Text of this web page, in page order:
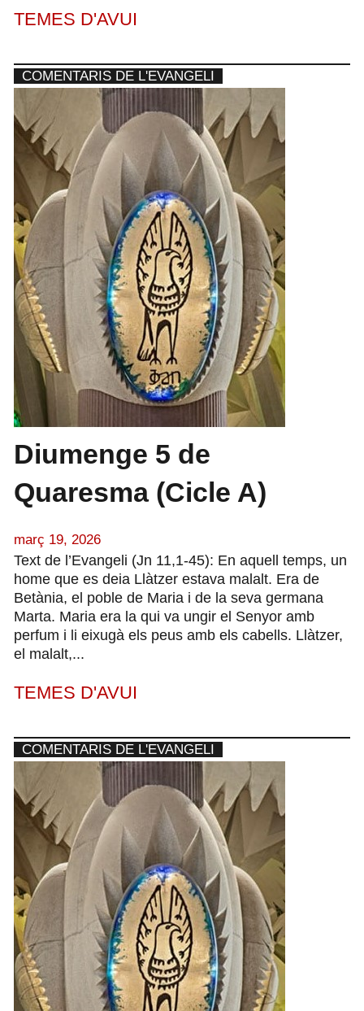
TEMES D'AVUI
COMENTARIS DE L'EVANGELI
Diumenge 5 de
Quaresma (Cicle A)
març 19, 2026
Text de l’Evangeli (Jn 11,1-45): En aquell temps, un
home que es deia Llàtzer estava malalt. Era de
Betània, el poble de Maria i de la seva germana
Marta. Maria era la qui va ungir el Senyor amb
perfum i li eixugà els peus amb els cabells. Llàtzer,
el malalt,...
TEMES D'AVUI
COMENTARIS DE L'EVANGELI